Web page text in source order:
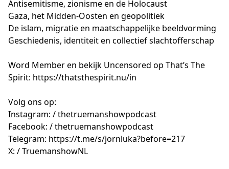
Antisemitisme, zionisme en de Holocaust
Gaza, het Midden-Oosten en geopolitiek
De islam, migratie en maatschappelijke beeldvorming
Geschiedenis, identiteit en collectief slachtofferschap
Word Member en bekijk Uncensored op That’s The
Spirit: https://thatsthespirit.nu/in
Volg ons op:
Instagram: / thetruemanshowpodcast
Facebook: / thetruemanshowpodcast
Telegram: https://t.me/s/jornluka?before=217
X: / TruemanshowNL